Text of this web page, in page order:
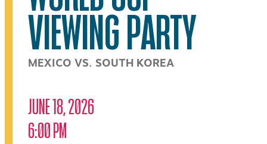
VIEWING PARTY
MEXICO VS. SOUTH KOREA
JUNE 18, 2026
6:00 PM